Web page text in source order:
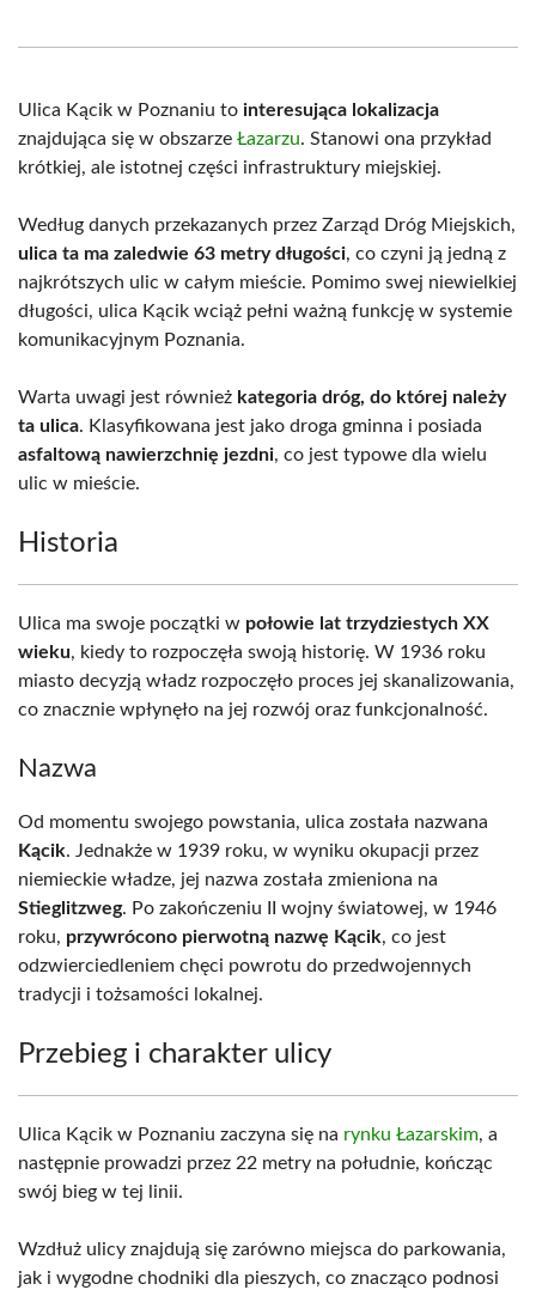
(Twitter)
Ulica Kącik w Poznaniu to interesująca lokalizacja
znajdująca się w obszarze Łazarzu. Stanowi ona przykład
krótkiej, ale istotnej części infrastruktury miejskiej.
Według danych przekazanych przez Zarząd Dróg Miejskich,
ulica ta ma zaledwie 63 metry długości, co czyni ją jedną z
najkrótszych ulic w całym mieście. Pomimo swej niewielkiej
długości, ulica Kącik wciąż pełni ważną funkcję w systemie
komunikacyjnym Poznania.
Warta uwagi jest również kategoria dróg, do której należy
ta ulica. Klasyfikowana jest jako droga gminna i posiada
asfaltową nawierzchnię jezdni, co jest typowe dla wielu
ulic w mieście.
Historia
Ulica ma swoje początki w połowie lat trzydziestych XX
wieku, kiedy to rozpoczęła swoją historię. W 1936 roku
miasto decyzją władz rozpoczęło proces jej skanalizowania,
co znacznie wpłynęło na jej rozwój oraz funkcjonalność.
Nazwa
Od momentu swojego powstania, ulica została nazwana
Kącik. Jednakże w 1939 roku, w wyniku okupacji przez
niemieckie władze, jej nazwa została zmieniona na
Stieglitzweg. Po zakończeniu II wojny światowej, w 1946
roku, przywrócono pierwotną nazwę Kącik, co jest
odzwierciedleniem chęci powrotu do przedwojennych
tradycji i tożsamości lokalnej.
Przebieg i charakter ulicy
Ulica Kącik w Poznaniu zaczyna się na rynku Łazarskim, a
następnie prowadzi przez 22 metry na południe, kończąc
swój bieg w tej linii.
Wzdłuż ulicy znajdują się zarówno miejsca do parkowania,
jak i wygodne chodniki dla pieszych, co znacząco podnosi